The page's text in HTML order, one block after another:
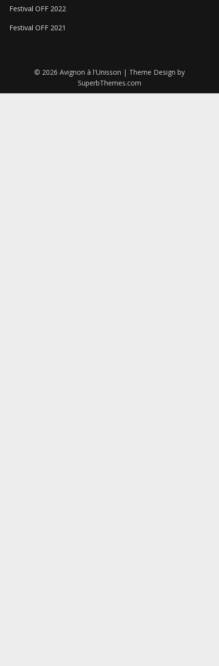
Festival OFF 2022
Festival OFF 2021
© 2026 Avignon à l'Unisson | Theme Design by
SuperbThemes.com